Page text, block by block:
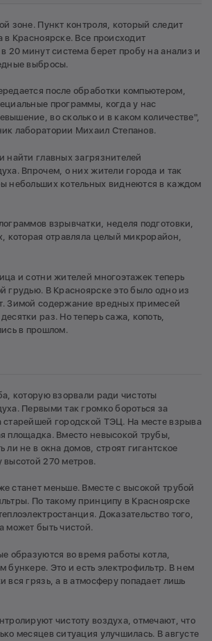
зоне. Пункт контроля, который следит
в Красноярске. Все происходит
20 минут система берет пробу на анализ и
выбросы.
после обработки компьютером,
программы, когда у нас
во сколько и в каком количестве",
лаборатории Михаил Степанов.
найти главных загрязнителей
Впрочем, о них жители города и так
небольших котельных виднеются в каждом
взрывчатки, неделя подготовки,
которая отравляла целый микрорайон,
и сотни жителей многоэтажек теперь
грудью. В Красноярске это было одно из
Зимой содержание вредных примесей
раз. Но теперь сажа, копоть,
в прошлом.
которую взорвали ради чистоты
Первыми так громко бороться за
старейшей городской ТЭЦ. На месте взрыва
площадка. Вместо невысокой трубы,
ли не в окна домов, строят гигантское
270 метров.
станет меньше. Вместе с высокой трубой
По такому принципу в Красноярске
Доказательство того,
может быть чистой.
образуются во время работы котла,
бункере. Это и есть электрофильтр. В нем
вся грязь, а в атмосферу попадает лишь
чистоту воздуха, отмечают, что
месяцев ситуация улучшилась. В августе